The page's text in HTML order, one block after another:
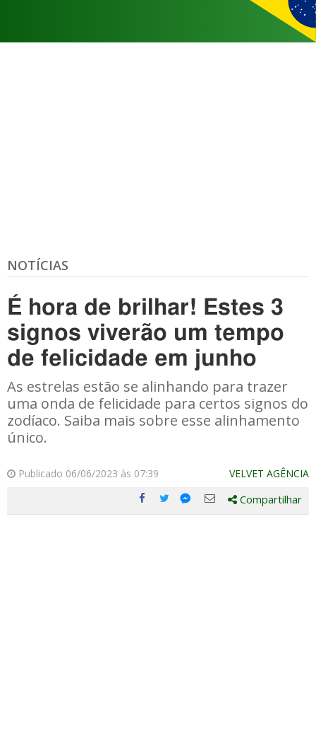
NOTÍCIAS
É hora de brilhar! Estes 3
signos viverão um tempo
de felicidade em junho
As estrelas estão se alinhando para trazer
uma onda de felicidade para certos signos do
zodíaco. Saiba mais sobre esse alinhamento
único.
Publicado 06/06/2023 às 07:39 VELVET AGÊNCIA
Compartilhe
Compartilhe
Compartilhe
Compartilhe
Compartilhar